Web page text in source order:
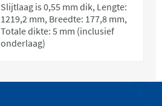
Slijtlaag is 0,55 mm dik, Lengte:
1219,2 mm, Breedte: 177,8 mm,
Totale dikte: 5 mm (inclusief
onderlaag)